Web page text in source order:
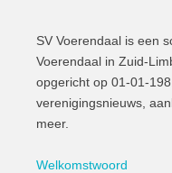
SV Voerendaal is een
Voerendaal in Zuid-
opgericht op 01-01-
verenigingsnieuws,
meer.
Welkomstwoord